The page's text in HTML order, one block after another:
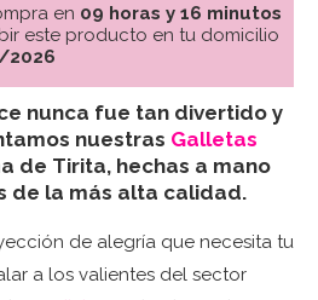
en 09 horas y 16 minutos
este producto en tu domicilio
2026
nunca fue tan divertido y
nuestras Galletas
de Tirita, hechas a mano
de la más alta calidad.
de alegría que necesita tu
a los valientes del sector